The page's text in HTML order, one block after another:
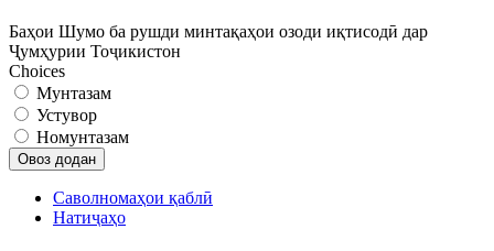
Баҳои Шумо ба рушди минтақаҳои озоди иқтисодӣ дар
Ҷумҳурии Тоҷикистон
Choices
Мунтазам
Устувор
Номунтазам
Саволномаҳои қаблӣ
Натиҷаҳо